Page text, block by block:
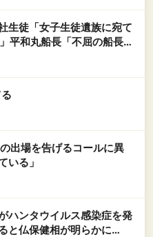
生徒「女子生徒遺族に宛て
平和丸船長「不屈の船長が
顔で話していた(告発」→
出場を告げるコールに異
いる」
ハンタウイルス感染症を発
と仏保健相が明らかに